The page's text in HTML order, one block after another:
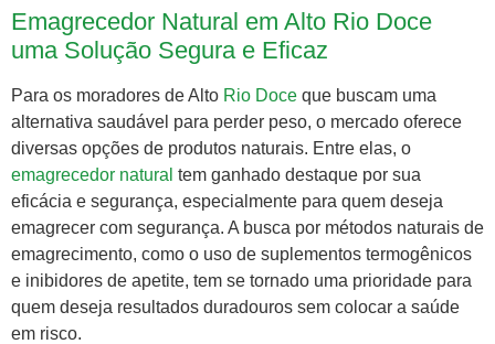
Emagrecedor Natural em Alto Rio Doce
uma Solução Segura e Eficaz
Para os moradores de Alto Rio Doce que buscam uma
alternativa saudável para perder peso, o mercado oferece
diversas opções de produtos naturais. Entre elas, o
emagrecedor natural tem ganhado destaque por sua
eficácia e segurança, especialmente para quem deseja
emagrecer com segurança. A busca por métodos naturais de
emagrecimento, como o uso de suplementos termogênicos
e inibidores de apetite, tem se tornado uma prioridade para
quem deseja resultados duradouros sem colocar a saúde
em risco.